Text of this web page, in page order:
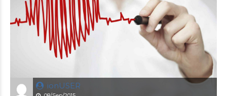
ionUSER